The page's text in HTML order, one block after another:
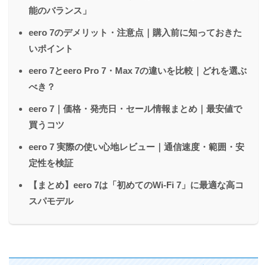
能のバランス」
eero 7のデメリット・注意点｜購入前に知っておきた
いポイント
eero 7とeero Pro 7・Max 7の違いを比較｜どれを選ぶ
べき？
eero 7｜価格・発売日・セール情報まとめ｜最安値で
買うコツ
eero 7 実際の使い心地レビュー｜通信速度・範囲・安
定性を検証
【まとめ】eero 7は「初めてのWi-Fi 7」に最適な高コ
スパモデル